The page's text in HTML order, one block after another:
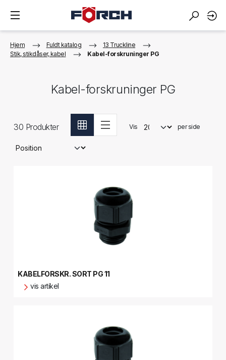
Hjem Fuldt katalog
13 Truckline
Stik, stikdåser, kabel
Kabel-forskruninger PG
Kabel-forskruninger PG
30 Produkter Vis per side
KABELFORSKR. SORT PG 11
vis artikel